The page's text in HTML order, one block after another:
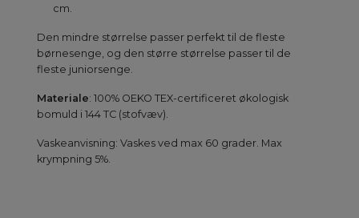
cm.
Den mindre størrelse passer perfekt til de fleste
børnesenge, og den større størrelse passer til de
fleste juniorsenge.
Materiale: 100% OEKO TEX-certificeret økologisk
bomuld i 144 TC (stofvæv).
Vaskeanvisning: Vaskes ved max 60 grader. Max
krympning 5%.